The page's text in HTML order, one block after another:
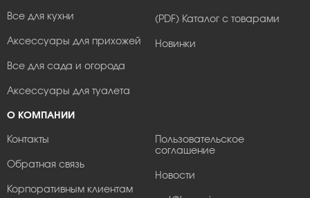
Все для кухни
Аксессуары для прихожей
Все для сада и огорода
Аксессуары для туалета
(PDF) Каталог с товарами
Новинки
О КОМПАНИИ
Контакты
Обратная связь
Корпоративным клиентам
Пользовательское
соглашение
Новости